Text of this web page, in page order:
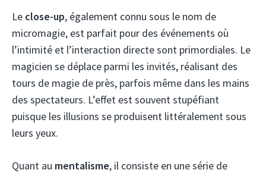
Le close-up, également connu sous le nom de
micromagie, est parfait pour des événements où
l’intimité et l’interaction directe sont primordiales. Le
magicien se déplace parmi les invités, réalisant des
tours de magie de près, parfois même dans les mains
des spectateurs. L’effet est souvent stupéfiant
puisque les illusions se produisent littéralement sous
leurs yeux.
Quant au mentalisme, il consiste en une série de